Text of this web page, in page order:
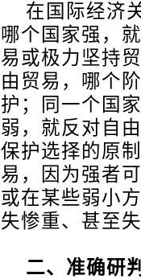
在国际经济
哪个国家强，
易或极力坚持
由贸易，哪个
护；同一个国
弱，就反对自
保护选择的原
易，因为强者
或在某些弱小
失惨重、甚至
二、准确研